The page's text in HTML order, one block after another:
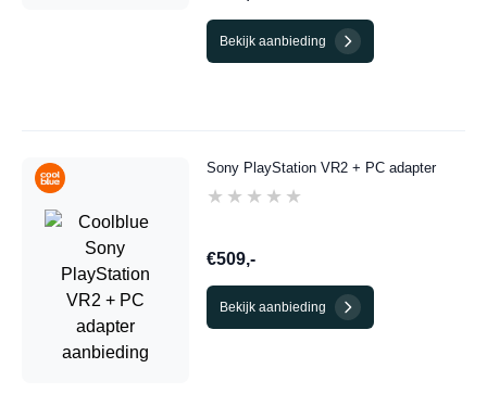
Bekijk aanbieding
Sony PlayStation VR2 + PC adapter
★★★★★
★★★★★
€509,-
Bekijk aanbieding